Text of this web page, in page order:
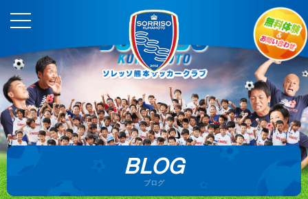
BLOG
ブログ